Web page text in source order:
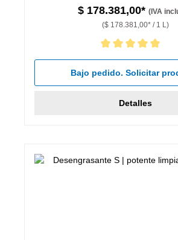
$ 178.381,00* (IVA
($ 178.381,00* / 1 L)
Calificación promedio de 5 de 5
Bajo pedido. Solicitar
Detalles